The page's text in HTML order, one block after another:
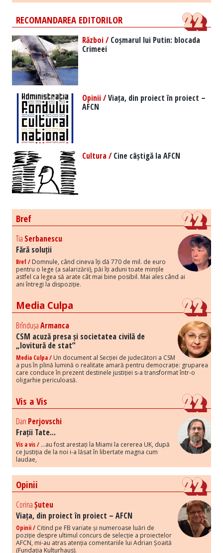
RECOMANDAREA EDITORILOR
Război /Coșmarul lui Putin: blocada
Crimeei
Opinii /Viața, din proiect în proiect –
AFCN
Cultura /Cine câștigă la AFCN
Bref
Tia Serbanescu
Fără soluții
Bref / Domnule, când cineva îți dă 770 de mil. de euro
pentru o lege (a salarizării), păi îți aduni toate mințile
astfel ca legea să arate cât mai bine posibil. Mai ales când ai
ani întregi la dispoziție.
Media Culpa
BrîndușaArmanca
CSM acuză presa și societatea civilă de
„lovitură de stat”
Media Culpa / Un document al Secției de judecători a CSM
a pus în plină lumină o realitate amară pentru democrație: gruparea
care conduce în prezent destinele justiției s-a transformat într-o
oligarhie periculoasă.
Vis a Vis
Dan Perjovschi
Frații Tate...
Vis a vis / ...au fost arestați la Miami la cererea UK, după
ce Justiția de la noi i-a lăsat în libertate magna cum
laudae,
Opinii
CorinaȘuteu
Viața, din proiect în proiect – AFCN
Opinii / Citind pe FB variate și numeroase luări de
poziție despre ultimul concurs de selecție a proiectelor
AFCN, mi-au atras atenția comentariile lui Adrian Șoaită
(Fundația Kulturhaus).